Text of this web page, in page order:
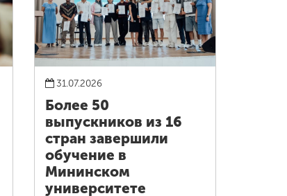
31.07.2026
Более 50
выпускников из 16
стран завершили
обучение в
Мининском
университете